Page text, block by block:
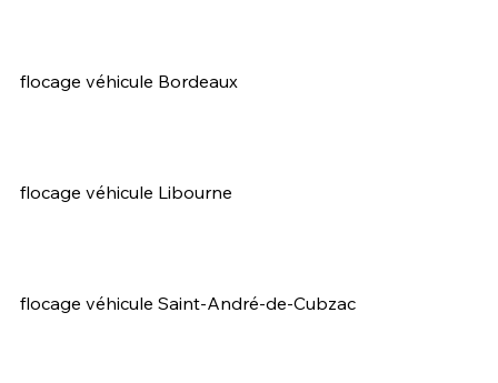
flocage véhicule Bordeaux
flocage véhicule Libourne
flocage véhicule Saint-André-de-Cubzac